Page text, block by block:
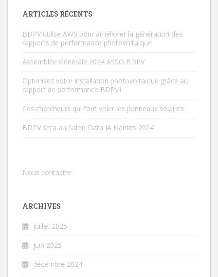
ARTICLES RÉCENTS
BDPV utilise AWS pour améliorer la génération des
rapports de performance photovoltaïque
Assemblée Générale 2024 ASSO BDPV
Optimisez votre installation photovoltaïque grâce au
rapport de performance BDPV !
Ces chercheurs qui font voler les panneaux solaires
BDPV sera au Salon Data IA Nantes 2024
Nous contacter
ARCHIVES
juillet 2025
juin 2025
décembre 2024